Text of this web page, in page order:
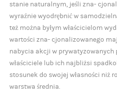
stanie naturalnym, jeśli zna-
wyraźnie wyodrębnić w
też można byłym właścicielom
wartości zna- cjonalizowanego
nabycia akcji w prywatyzowanych
właściciele lub ich najbliżsi
stosunek do swojej własności niż
warstwa średnia.